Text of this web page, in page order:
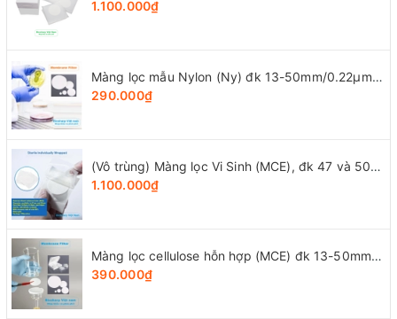
1.100.000₫
Màng lọc mẫu Nylon (Ny) đk 13-50mm/0.22µm-0.45µm, 4x25 chiếc/hộp, hãng Biosharp
290.000₫
(Vô trùng) Màng lọc Vi Sinh (MCE), đk 47 và 50mm/0.8μm-0.22µm-0.45μm, 100 chiếc/hộp, Biosharp
1.100.000₫
Màng lọc cellulose hỗn hợp (MCE) đk 13-50mm/0.45µm, 4x25 chiếc/hộp, hãng Biosharp
390.000₫